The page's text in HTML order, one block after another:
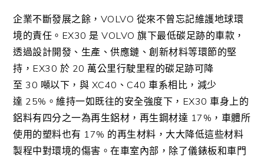
企業不斷發展之餘， VOLVO 從來不曾忘記維護地球環
境的責任。 EX30 是 VOLVO旗下最低碳足跡的車款，
透過設計開發、生產、供應鏈、創新材料等環節的堅
持， EX30 於 20 萬公里行駛里程的碳足跡可降
至 30 噸以下，與 XC40 、 C40車系相比，減少
達 25% 。維持一如既往的安全強度下， EX30車身上的
鋁料有四分之一為再生鋁材，再生鋼材達 17% ，車體所
使用的塑料也有 17% 的再生材料，大大降低這些材料
製程中對環境的傷害。在車室內部，除了儀錶板和車門